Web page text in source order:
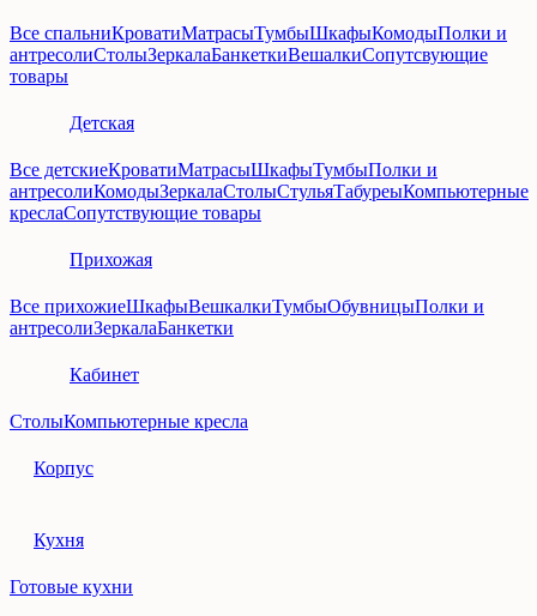
Все спальниКроватиМатрасыТумбыШкафыКомодыПолки и
антресолиСтолыЗеркалаБанкеткиВешалкиСопутсвующие
товары
Детская
Все детскиеКроватиМатрасыШкафыТумбыПолки и
антресолиКомодыЗеркалаСтолыСтульяТабуреыКомпьютерные
креслаСопутствующие товары
Прихожая
Все прихожиеШкафыВешкалкиТумбыОбувницыПолки и
антресолиЗеркалаБанкетки
Кабинет
СтолыКомпьютерные кресла
Корпус
Кухня
Готовые кухни